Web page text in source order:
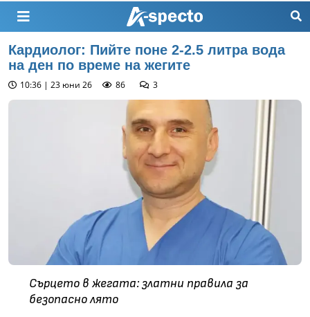
Кардиолог: Пийте поне 2-2.5 литра вода
на ден по време на жегите
10:36 | 23 юни 26 86 3
Сърцето в жегата: златни правила за
безопасно лято